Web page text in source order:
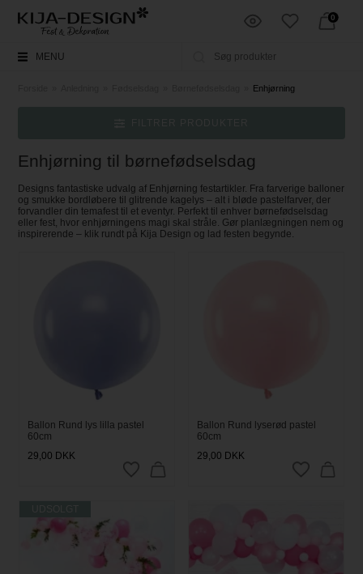
0
MENU
Enhjørning
Enhjørning til børnefødselsdag
Designs fantastiske udvalg af Enhjørning festartikler. Fra farverige balloner
og smukke bordløbere til glitrende kagelys – alt i bløde pastelfarver, der
forvandler din temafest til et eventyr. Perfekt til enhver børnefødselsdag
eller fest, hvor enhjørningens magi skal stråle. Gør planlægningen nem og
inspirerende – klik rundt på Kija Design og lad festen begynde.
Ballon Rund lys lilla pastel
60cm
29,00 DKK
Ballon Rund lyserød pastel
60cm
29,00 DKK